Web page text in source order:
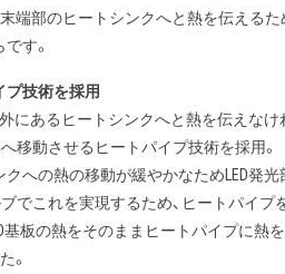
端部のヒートシンクへと熱を伝える
す。
プ技術を採用
にあるヒートシンクへと熱を伝えなけ
へ移動させるヒートパイプ技術を採用。
への熱の移動が緩やかなためLED発
ブでこれを実現するため、ヒートパ
基板の熱をそのままヒートパイプに
。